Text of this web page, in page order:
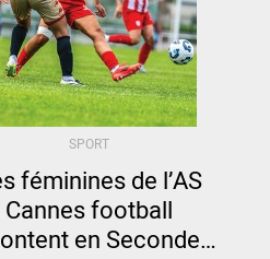
SPORT
féminines de l’AS
Cannes football
en Seconde